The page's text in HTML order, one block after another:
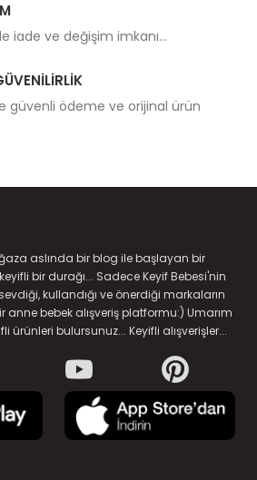
iade ve değişim imkanı...
güvenli ödeme ve orijinal ürün
aslında bir blog ile başlayan bir
bir durağı... Sadece Keyif Bebesi'nin
kullandığı ve önerdiği markaların
anne bebek alışveriş platformu:) Umarım
ürünleri bulursunuz... Keyifli alışverişler...